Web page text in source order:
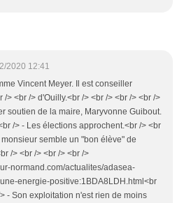
2020 12:41
Vincent Meyer. Il est conseiller
> <br /> d'Ouilly.<br /> <br /> <br /> <br />
soutien de la maire, Maryvonne Guibout.
/> - Les élections approchent.<br /> <br
monsieur semble un "bon élève" de
/> <br /> <br /> <br />
normand.com/actualites/adasea-
energie-positive:1BDA8LDH.html<br
- Son exploitation n'est rien de moins